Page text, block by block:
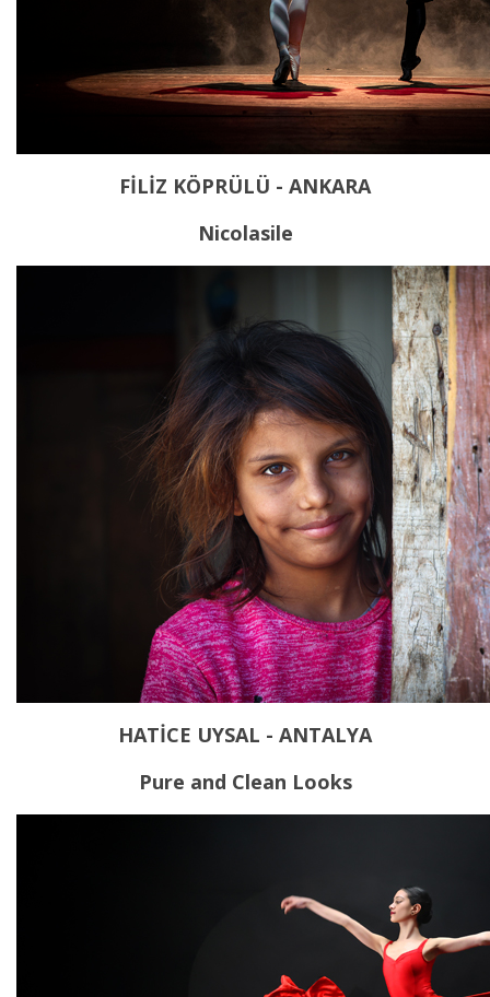
FİLİZ KÖPRÜLÜ - ANKARA
Nicolasile
HATİCE UYSAL - ANTALYA
Pure and Clean Looks